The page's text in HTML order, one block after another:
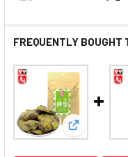
FREQUENTLY BOUGHT
View: